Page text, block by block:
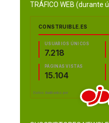
TRÁFICO WEB (durante